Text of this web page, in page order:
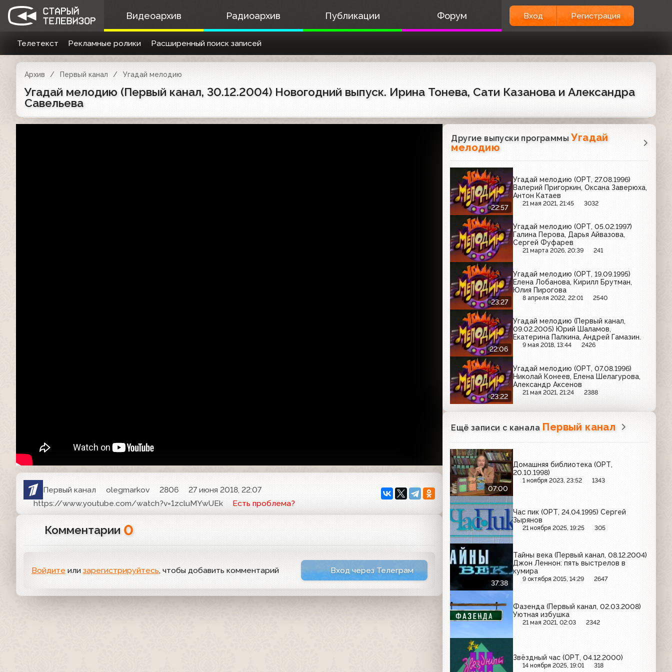
Видеоархив Радиоархив Публикации Форум Вход Регистрация
Телетекст Рекламные ролики Расширенный поиск записей
Архив Первый канал Угадай мелодию
Угадай мелодию (Первый канал, 30.12.2004) Новогодний выпуск. Ирина Тонева, Сати Казанова и Александра
Савельева
Первый канал olegmarkov 2806
27 июня 2018, 22:07
https://www.youtube.com/watch?v=1zcluMYwUEk
Есть проблема?
Комментарии 0
Войдите или зарегистрируйтесь, чтобы добавить комментарий Вход через Телеграм
Другие выпуски программы Угадай
мелодию
22:57
Угадай мелодию (ОРТ, 27.08.1996)
Валерий Пригоркин, Оксана Заверюха,
Антон Катаев
21 мая 2021, 21:45 3032
Угадай мелодию (ОРТ, 05.02.1997)
Галина Перова, Дарья Айвазова,
Сергей Фуфарев
21 марта 2026, 20:39 241
23:27
Угадай мелодию (ОРТ, 19.09.1995)
Елена Лобанова, Кирилл Брутман,
Юлия Пирогова
8 апреля 2022, 22:01 2540
22:06
Угадай мелодию (Первый канал,
09.02.2005) Юрий Шаламов,
Екатерина Палкина, Андрей Гамазин.
9 мая 2018, 13:44 2426
23:22
Угадай мелодию (ОРТ, 07.08.1996)
Николай Конеев, Елена Шелагурова,
Александр Аксенов
21 мая 2021, 21:24 2388
Ещё записи с канала Первый канал
07:00
Домашняя библиотека (ОРТ,
20.10.1998)
1 ноября 2023, 23:52 1343
Час пик (ОРТ, 24.04.1995) Сергей
Зырянов
21 ноября 2025, 19:25 305
37:38
Тайны века (Первый канал, 08.12.2004)
Джон Леннон: пять выстрелов в
кумира
9 октября 2015, 14:29 2647
Фазенда (Первый канал, 02.03.2008)
Уютная избушка
21 мая 2021, 02:03 2342
Звёздный час (ОРТ, 04.12.2000)
14 ноября 2025, 19:01 318